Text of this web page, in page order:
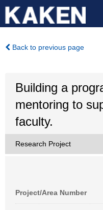
Back to previous page
Building a
mentoring to
faculty.
Research Project
Project/Area Number